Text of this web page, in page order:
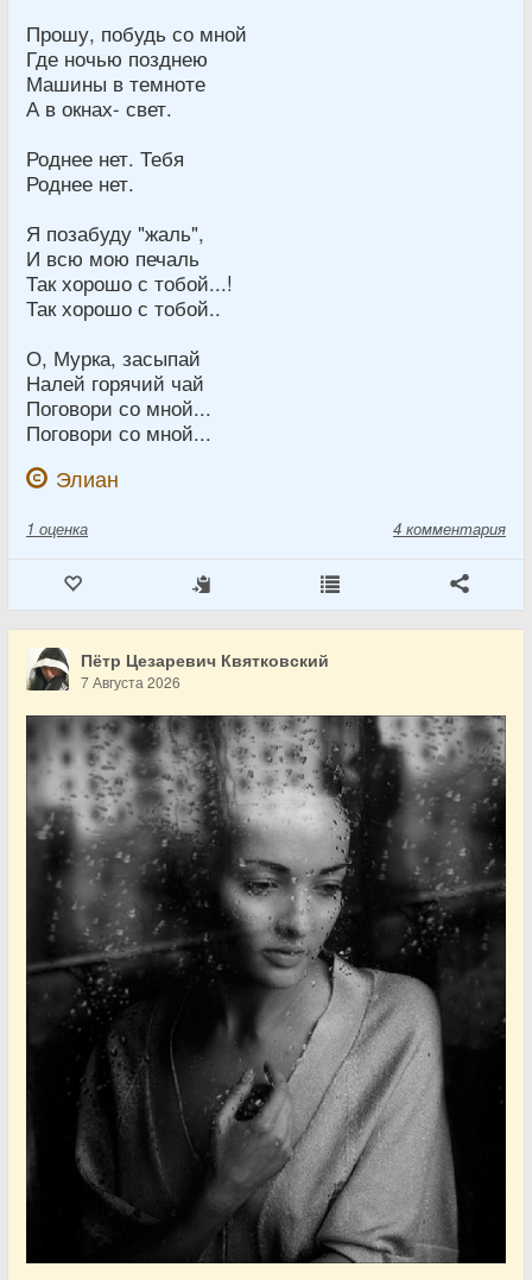
Прошу, побудь со мной
Где ночью позднею
Машины в темноте
А в окнах- свет.
Роднее нет. Тебя
Роднее нет.
Я позабуду "жаль",
И всю мою печаль
Так хорошо с тобой...!
Так хорошо с тобой..
О, Мурка, засыпай
Налей горячий чай
Поговори со мной...
Поговори со мной...
Элиан
1 оценка 4 комментария
Пётр Цезаревич Квятковский
7 Августа 2026